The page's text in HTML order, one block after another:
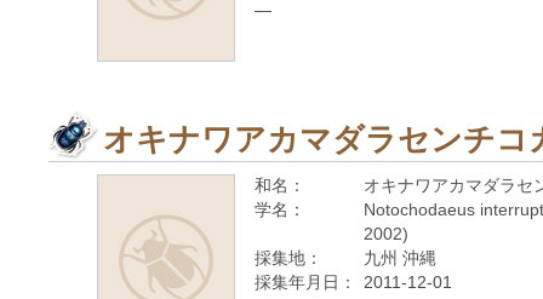
—
オキナワアカマダラセンチコ
和名：
オキナワアカマダラセ
学名：
Notochodaeus
2002)
採集地：
九州 沖縄
採集年月日：
2011-12-01